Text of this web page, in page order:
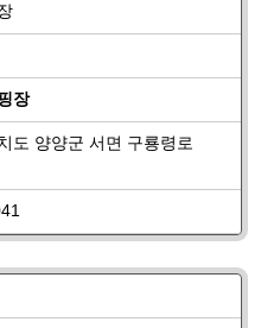
장
도 양양군 서면 구룡령로